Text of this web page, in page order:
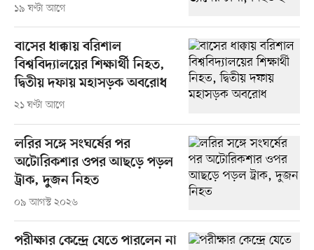
১৯ ঘণ্টা আগে
বাসের ধাক্কায় বরিশাল
বিশ্ববিদ্যালয়ের শিক্ষার্থী নিহত,
দ্বিতীয় দফায় মহাসড়ক অবরোধ
২১ ঘণ্টা আগে
লরির সঙ্গে সংঘর্ষের পর
অটোরিকশার ওপর আছড়ে পড়ল
ট্রাক, দুজন নিহত
০৯ আগস্ট ২০২৬
পরীক্ষার কেন্দ্রে যেতে পারলেন না